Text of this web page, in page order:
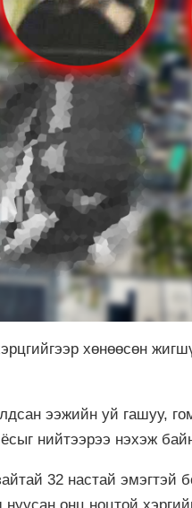
хөнөөсөн
ээжийн уй гашуу,
нийтээрээ нэхэж
32 настай эмэгтэй